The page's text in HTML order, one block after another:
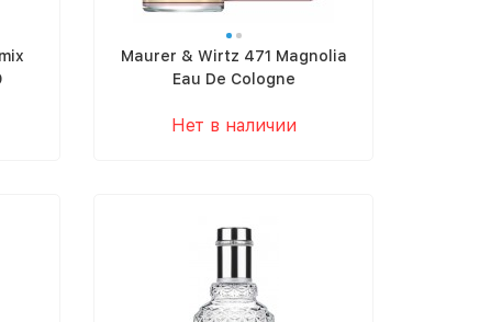
Maurer & Wirtz 471 Magnolia
Eau De Cologne
Нет в наличии